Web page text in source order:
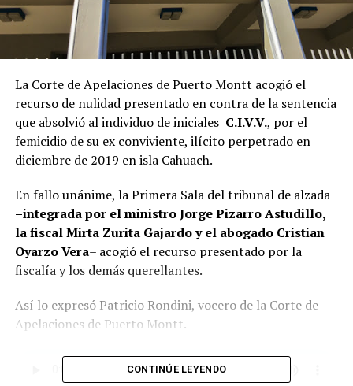
La Corte de Apelaciones de Puerto Montt acogió el
recurso de nulidad presentado en contra de la sentencia
que absolvió al individuo de iniciales C.I.V.V., por el
femicidio de su ex conviviente, ilícito perpetrado en
diciembre de 2019 en isla Cahuach.
En fallo unánime, la Primera Sala del tribunal de alzada
–integrada por el ministro Jorge Pizarro Astudillo,
la fiscal Mirta Zurita Gajardo y el abogado Cristian
Oyarzo Vera– acogió el recurso presentado por la
fiscalía y los demás querellantes.
Así lo expresó Patricio Rondini, vocero de la Corte de
Apelaciones de Puerto Montt.
CONTINÚE LEYENDO